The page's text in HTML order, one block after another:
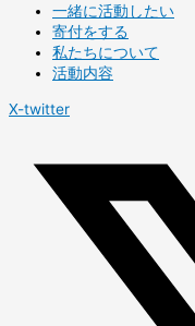
一緒に活動したい
寄付をする
私たちについて
活動内容
X-twitter